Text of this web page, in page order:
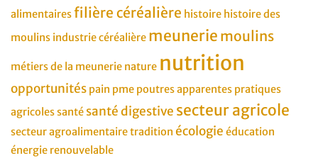
alimentairesfilière céréalière histoire histoire des
moulins industrie céréalière meunerie moulins
métiers de la meunerie nature nutrition
opportunités pain pme poutres apparentes pratiques
agricolessanté santé digestive secteur agricole
secteur agroalimentairetradition écologie éducation
énergie renouvelable